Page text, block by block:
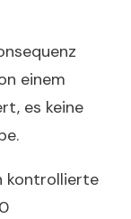
einem
es keine
kontrollierte